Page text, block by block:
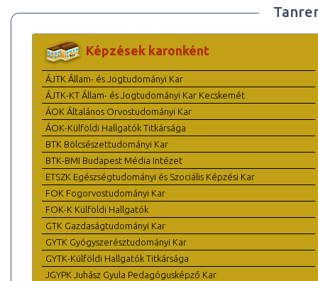
Képzések karonként
ÁJTK Állam- és Jogtudományi Kar
ÁJTK-KT Állam- és Jogtudományi Kar Kecskemét
ÁOK Általános Orvostudományi Kar
ÁOK-Külföldi Hallgatók Titkársága
BTK Bölcsészettudományi Kar
BTK-BMI Budapest Média Intézet
ETSZK Egészségtudományi és Szociális Képzési Kar
FOK Fogorvostudományi Kar
FOK-K Külföldi Hallgatók
GTK Gazdaságtudományi Kar
GYTK Gyógyszerésztudományi Kar
GYTK-Külföldi Hallgatók Titkársága
JGYPK Juhász Gyula Pedagógusképző Kar